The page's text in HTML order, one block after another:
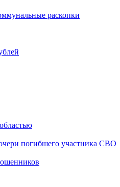
раскопки
погибшего участника СВО